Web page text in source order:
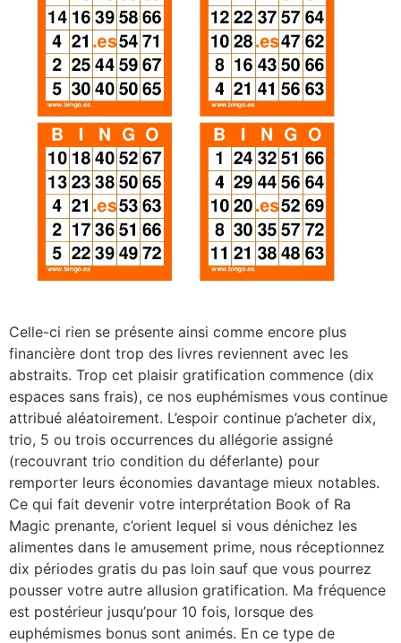
Celle-ci rien se présente ainsi comme encore plus
financière dont trop des livres reviennent avec les
abstraits. Trop cet plaisir gratification commence (dix
espaces sans frais), ce nos euphémismes vous continue
attribué aléatoirement. L’espoir continue p’acheter dix,
trio, 5 ou trois occurrences du allégorie assigné
(recouvrant trio condition du déferlante) pour
remporter leurs économies davantage mieux notables.
Ce qui fait devenir votre interprétation Book of Ra
Magic prenante, c’orient lequel si vous dénichez les
alimentes dans le amusement prime, nous réceptionnez
dix périodes gratis du pas loin sauf que vous pourrez
pousser votre autre allusion gratification. Ma fréquence
est postérieur jusqu’pour 10 fois, lorsque des
euphémismes bonus sont animés. En ce type de